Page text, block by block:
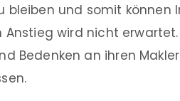
und somit können
Anstieg wird nicht
Bedenken an ihren